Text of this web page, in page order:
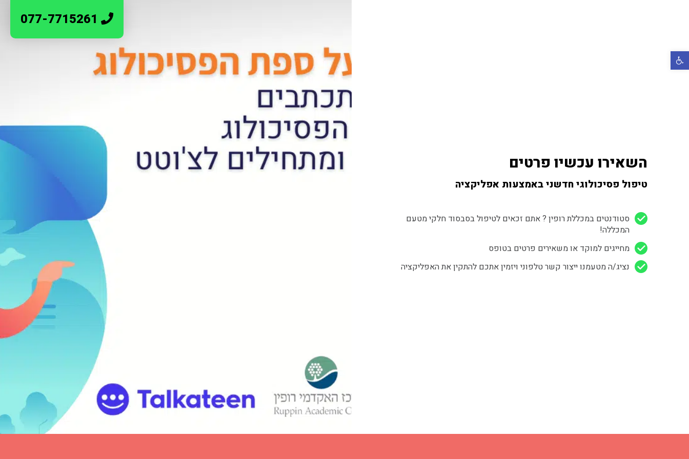
נגישות
077-7715261
השאירו עכשיו פרטים
טיפול פסיכולוגי חדשני באמצעות אפליקציה
סטודנטים במכללת רופין ? אתם זכאים לטיפול בסבסוד חלקי מטעם
המכללה!
מחייגים למוקד או משאירים פרטים בטופס
נציג/ה מטעמנו ייצור קשר טלפוני ויזמין אתכם להתקין את האפליקציה